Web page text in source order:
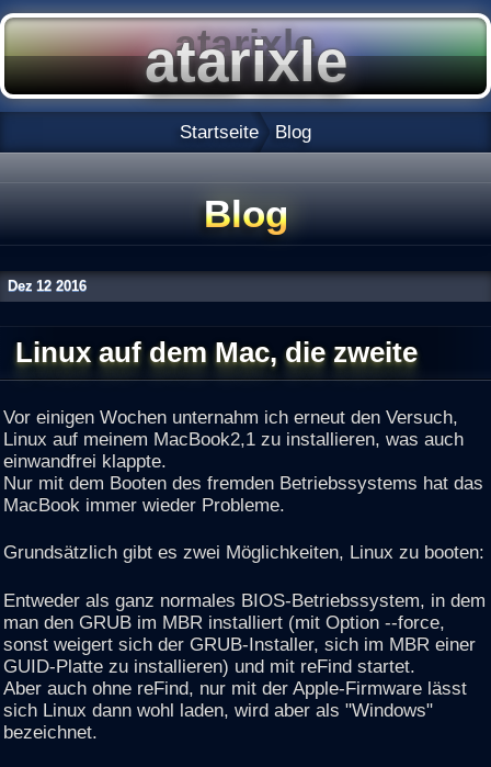
Startseite Blog
Blog
Dez 12 2016
Linux auf dem Mac, die zweite
Vor einigen Wochen unternahm ich erneut den Versuch,
Linux auf meinem MacBook2,1 zu installieren, was auch
einwandfrei klappte.
Nur mit dem Booten des fremden Betriebssystems hat das
MacBook immer wieder Probleme.
Grundsätzlich gibt es zwei Möglichkeiten, Linux zu booten:
Entweder als ganz normales BIOS-Betriebssystem, in dem
man den GRUB im MBR installiert (mit Option --force,
sonst weigert sich der GRUB-Installer, sich im MBR einer
GUID-Platte zu installieren) und mit reFind startet.
Aber auch ohne reFind, nur mit der Apple-Firmware lässt
sich Linux dann wohl laden, wird aber als "Windows"
bezeichnet.